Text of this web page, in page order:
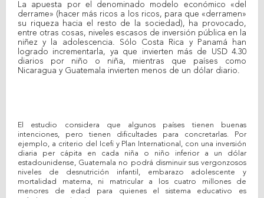
La apuesta por el denominado modelo económico «del
derrame» (hacer más ricos a los ricos, para que «derramen»
su riqueza hacia el resto de la sociedad), ha provocado,
entre otras cosas, niveles escasos de inversión pública en la
niñez y la adolescencia. Sólo Costa Rica y Panamá han
logrado incrementarla, ya que invierten más de USD 4.30
diarios por niño o niña, mientras que países como
Nicaragua y Guatemala invierten menos de un dólar diario.
El estudio considera que algunos países tienen buenas
intenciones, pero tienen dificultades para concretarlas. Por
ejemplo, a criterio del Icefi y Plan International, con una inversión
diaria per cápita en cada niña o niño inferior a un dólar
estadounidense, Guatemala no podrá disminuir sus vergonzosos
niveles de desnutrición infantil, embarazo adolescente y
mortalidad materna, ni matricular a los cuatro millones de
menores de edad para quienes el sistema educativo es